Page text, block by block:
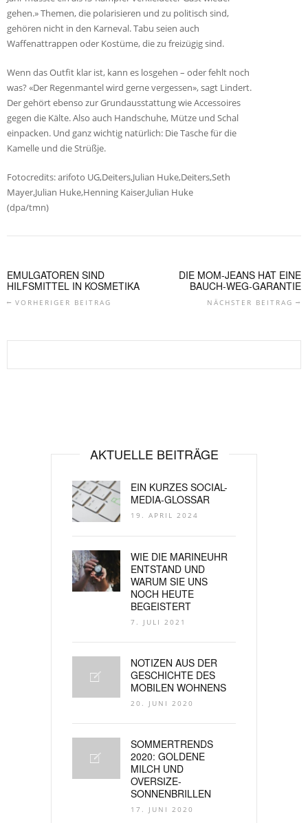
gehen.» Themen, die polarisieren und zu politisch sind,
gehören nicht in den Karneval. Tabu seien auch
Waffenattrappen oder Kostüme, die zu freizügig sind.
Wenn das Outfit klar ist, kann es losgehen – oder fehlt noch
was? «Der Regenmantel wird gerne vergessen», sagt Lindert.
Der gehört ebenso zur Grundausstattung wie Accessoires
gegen die Kälte. Also auch Handschuhe, Mütze und Schal
einpacken. Und ganz wichtig natürlich: Die Tasche für die
Kamelle und die Strüßje.
Fotocredits: arifoto UG,Deiters,Julian Huke,Deiters,Seth
Mayer,Julian Huke,Henning Kaiser,Julian Huke
(dpa/tmn)
EMULGATOREN SIND
HILFSMITTEL IN KOSMETIKA
VORHERIGER BEITRAG
DIE MOM-JEANS HAT EINE
BAUCH-WEG-GARANTIE
NÄCHSTER BEITRAG
AKTUELLE BEITRÄGE
EIN KURZES SOCIAL-
MEDIA-GLOSSAR
19. APRIL 2024
WIE DIE MARINEUHR
ENTSTAND UND
WARUM SIE UNS
NOCH HEUTE
BEGEISTERT
7. JULI 2021
NOTIZEN AUS DER
GESCHICHTE DES
MOBILEN WOHNENS
20. JUNI 2020
SOMMERTRENDS
2020: GOLDENE
MILCH UND
OVERSIZE-
SONNENBRILLEN
17. JUNI 2020